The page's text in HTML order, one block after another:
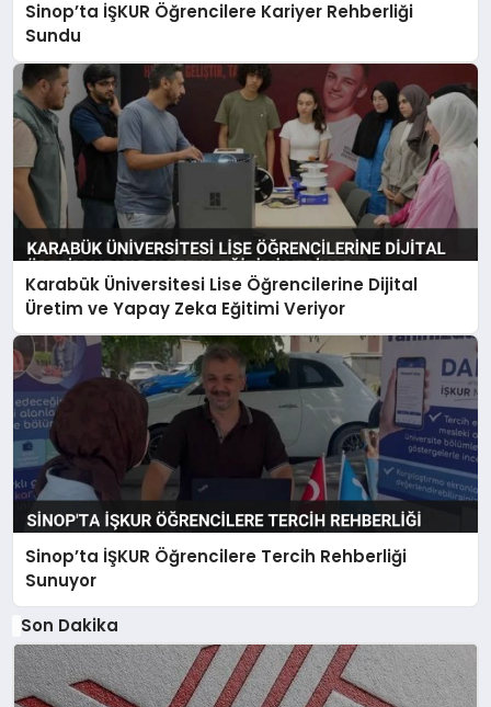
Sinop’ta İŞKUR Öğrencilere Kariyer Rehberliği
Sundu
Karabük Üniversitesi Lise Öğrencilerine Dijital
Üretim ve Yapay Zeka Eğitimi Veriyor
Sinop’ta İŞKUR Öğrencilere Tercih Rehberliği
Sunuyor
Son Dakika